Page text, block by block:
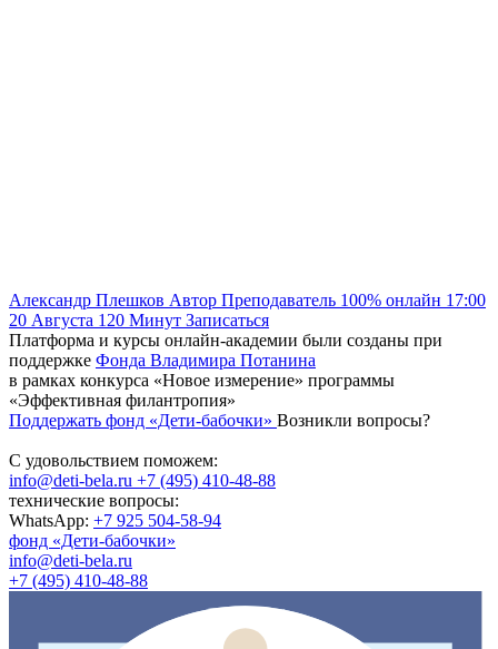
Александр Плешков Автор Преподаватель 100% онлайн 17:00
20 Августа 120 Минут Записаться
Платформа и курсы онлайн-академии были созданы при
поддержке Фонда Владимира Потанина
в рамках конкурса «Новое измерение» программы
«Эффективная филантропия»
Поддержать фонд «Дети-бабочки» Возникли вопросы?
С удовольствием поможем:
info@deti-bela.ru +7 (495) 410-48-88
технические вопросы:
WhatsApp: +7 925 504-58-94
фонд «Дети-бабочки»
info@deti-bela.ru
+7 (495) 410-48-88